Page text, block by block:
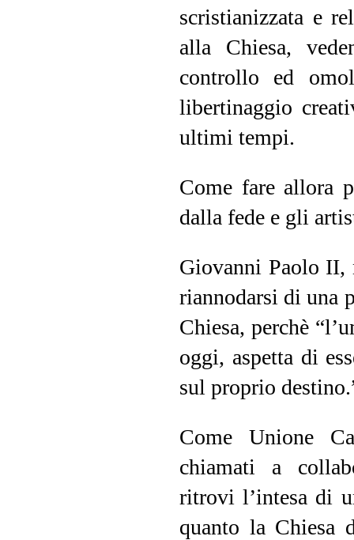
scristianizzata e
alla Chiesa,
controllo ed
libertinaggio
ultimi tempi.
Come fare allora
dalla fede e gli
Giovanni Paolo II,
riannodarsi di una
Chiesa, perchè
oggi, aspetta di
sul proprio
Come Unione
chiamati a
ritrovi l’intesa di
quanto la Chiesa